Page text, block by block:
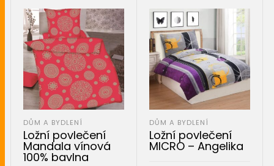
DŮM A BYDLENÍ
Ložní povlečení
Mandala vínová
100% bavlna
DŮM A BYDLENÍ
Ložní povlečení
MICRO – Angelika